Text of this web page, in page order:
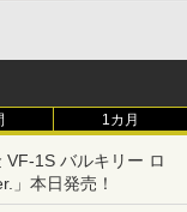
1カ月
VF-1S バルキリー ロ
」本日発売！